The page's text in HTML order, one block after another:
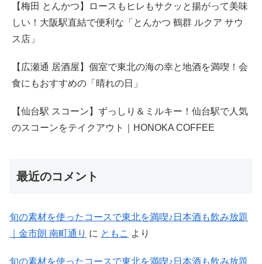
【梅田 とんかつ】ロースもヒレもサクッと揚がって美味
しい！大阪駅直結で便利な「とんかつ 鶴群 ルクア サウ
ス店」
【広瀬通 居酒屋】個室で東北の海の幸と地酒を満喫！会
食にもおすすめの「晴れの日」
【仙台駅 スコーン】ずっしり＆ミルキー！仙台駅で人気
のスコーンをテイクアウト｜HONOKA COFFEE
最近のコメント
旬の素材を使ったコースで東北を満喫♪日本酒も飲み放題
｜金市朗 南町通り に ともこ より
旬の素材を使ったコースで東北を満喫♪日本酒も飲み放題